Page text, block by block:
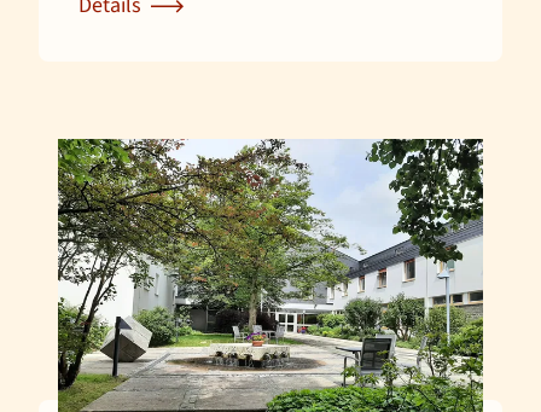
Zur Detailseite für Auszeit vom Alltag im Kloster